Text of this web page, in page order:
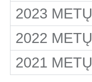
EN
2023 METŲ
2022 METŲ
2021 METŲ